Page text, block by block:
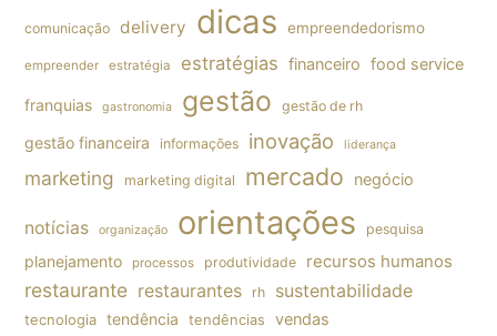
comunicação delivery dicas empreendedorismo
empreender estratégia estratégias financeiro food service
franquias gastronomia gestão gestão de rh
gestão financeira informações inovação liderança
marketing marketing digital mercado negócio
notícias organização orientações pesquisa
planejamento processos produtividade recursos humanos
restaurante restaurantes rh sustentabilidade
tecnologia tendência tendências vendas